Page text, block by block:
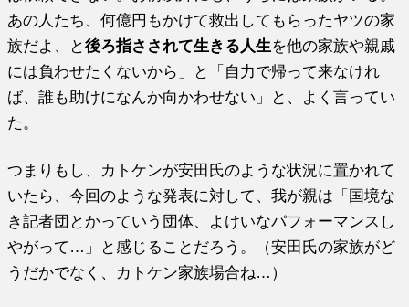
あの人たち、何億円もかけて救出してもらったヤツの家
族だよ、と後ろ指さされて生きる人生を他の家族や親戚
には負わせたくないから」と「自力で帰って来なけれ
ば、誰も助けになんか向かわせない」と、よく言ってい
た。
つまりもし、カトケンが安田氏のような状況に置かれて
いたら、今回のような発表に対して、我が親は「国境な
き記者団とかっていう団体、よけいなパフォーマンスし
やがって…」と感じることだろう。（安田氏の家族がど
うだかでなく、カトケン家族場合ね…）